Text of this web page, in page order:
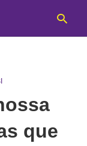
que